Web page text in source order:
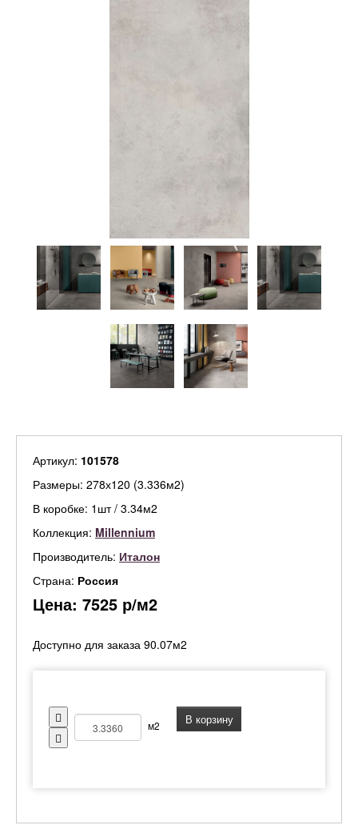
Артикул: 101578
Размеры: 278х120 (3.336м2)
В коробке: 1шт / 3.34м2
Коллекция: Millennium
Производитель: Италон
Страна: Россия
Цена: 7525 р/м2
Доступно для заказа 90.07м2
м2 В корзину